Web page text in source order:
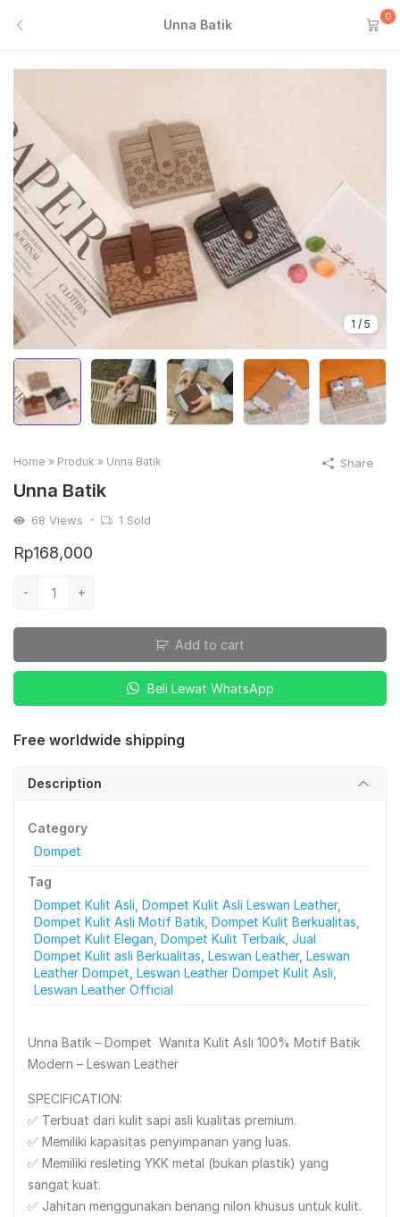
Unna Batik
0
1 / 5
Home » Produk » Unna Batik
Unna Batik
68 Views 1 Sold
Rp168,000
-
quantity
+
Add to cart
Beli Lewat WhatsApp
Free worldwide shipping
Share
Description
Category
Dompet
Tag
Dompet Kulit Asli Dompet Kulit Asli Leswan Leather,
Dompet Kulit Asli Motif Batik Dompet Kulit Berkualitas
Dompet Kulit Elegan Dompet Kulit Terbaik Jual
Dompet Kulit asli Berkualitas Leswan Leather, Leswan
Leather Dompet Leswan Leather Dompet Kulit Asli
Leswan Leather Official
Unna Batik – Dompet Wanita Kulit Asli 100% Motif Batik
Modern – Leswan Leather
SPECIFICATION:
✅ Terbuat dari kulit sapi asli kualitas premium.
✅ Memiliki kapasitas penyimpanan yang luas.
✅ Memiliki resleting YKK metal (bukan plastik) yang
sangat kuat.
✅ Jahitan menggunakan benang nilon khusus untuk kulit.